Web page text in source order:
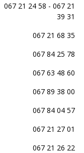
067 21 24 58 - 067 21
39 31
067 21 68 35
067 84 25 78
067 63 48 60
067 89 38 00
067 84 04 57
067 21 27 01
067 21 26 22